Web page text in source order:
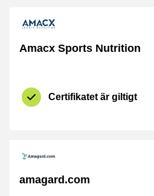
Amacx Sports Nutrition
Certifikatet är giltigt
amagard.com